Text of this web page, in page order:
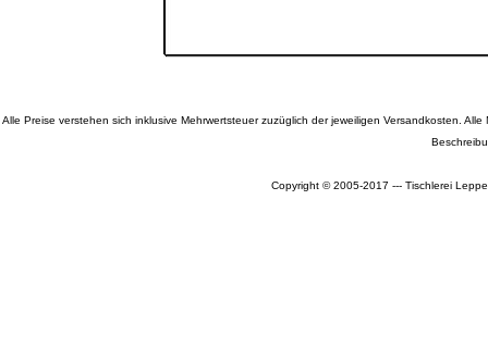
Alle Preise verstehen sich inklusive Mehrwertsteuer zuzüglich der jeweiligen Versandkosten.
Copyright © 2005-2017 --- Tischlerei